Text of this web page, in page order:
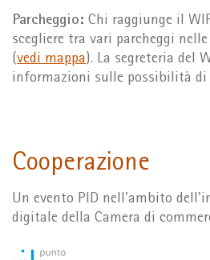
Parcheggio: Chi raggiunge il
scegliere tra vari parcheggi
(vedi mappa). La segreteria del
informazioni sulle possibilità di
Cooperazione
Un evento PID nell'ambito
digitale della Camera di